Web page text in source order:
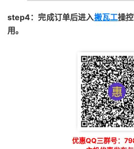
step4：完成订单后进入搬瓦工操
用。
优惠QQ三群号：